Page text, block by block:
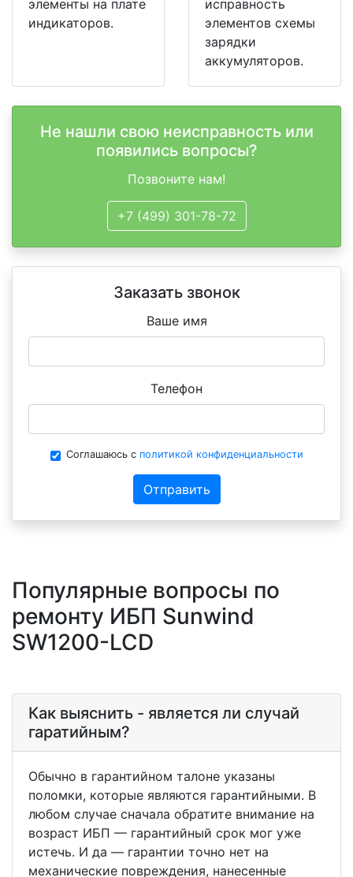
элементы на плате
индикаторов.
исправность
элементов схемы
зарядки
аккумуляторов.
Не нашли свою неисправность или
появились вопросы?
Позвоните нам!
+7 (499) 301-78-72
Заказать звонок
Ваше имя
Телефон
Соглашаюсь с политикой конфиденциальности
Отправить
Популярные вопросы по
ремонту ИБП Sunwind
SW1200-LCD
Как выяснить - является ли случай
гаратийным?
Обычно в гарантийном талоне указаны
поломки, которые являются гарантийными. В
любом случае сначала обратите внимание на
возраст ИБП — гарантийный срок мог уже
истечь. И да — гарантии точно нет на
механические повреждения, нанесенные